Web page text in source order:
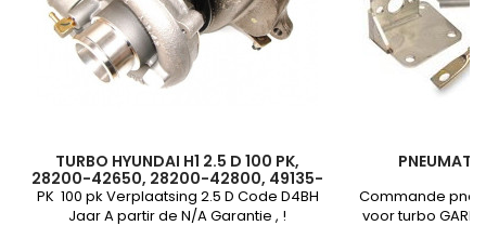
TURBO HYUNDAI H1 2.5 D 100 PK,
28200-42650, 28200-42800, 49135-
04300, 49135-04302, 715924-0005,
715924-5005S
PK 100 pk Verplaatsing 2.5 D Code D4BH
Jaar A partir de N/A Garantie , !
Commande
voor turbo